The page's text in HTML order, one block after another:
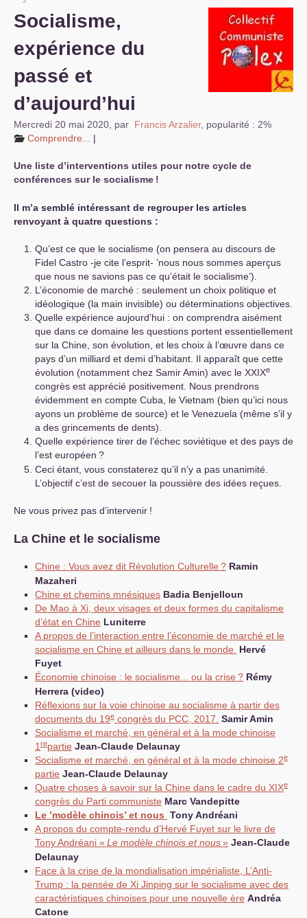
S’organiser
Comprendre...
Vie du site
Socialisme,
expérience du
passé et
d’aujourd’hui
Mercredi 20 mai 2020 par Francis Arzalier, popularité : 2%
Comprendre...
|
Une liste d’interventions utiles pour notre cycle de
conférences sur le socialisme !
Il m’a semblé intéressant de regrouper les articles
renvoyant à quatre questions :
Qu’est ce que le socialisme (on pensera au discours de
Fidel Castro -je cite l’esprit- ’nous nous sommes aperçus
que nous ne savions pas ce qu’était le socialisme’).
L’économie de marché : seulement un choix politique et
idéologique (la main invisible) ou déterminations objectives.
Quelle expérience aujourd’hui : on comprendra aisément
que dans ce domaine les questions portent essentiellement
sur la Chine, son évolution, et les choix à l’œuvre dans ce
pays d’un milliard et demi d’habitant. Il apparaît que cette
évolution (notamment chez Samir Amin) avec le XXIXe
congrès est apprécié positivement. Nous prendrons
évidemment en compte Cuba, le Vietnam (bien qu’ici nous
ayons un problème de source) et le Venezuela (même s’il y
a des grincements de dents).
Quelle expérience tirer de l’échec soviétique et des pays de
l’est européen ?
Ceci étant, vous constaterez qu’il n’y a pas unanimité.
L’objectif c’est de secouer la poussière des idées reçues.
Ne vous privez pas d’intervenir !
La Chine et le socialisme
Chine : Vous avez dit Révolution Culturelle ? Ramin
Mazaheri
Chine et chemins mnésiques Badia Benjelloun
De Mao à Xi, deux visages et deux formes du capitalisme
d’état en Chine Luniterre
A propos de l’interaction entre l’économie de marché et le
socialisme en Chine et ailleurs dans le monde.
Hervé
Fuyet
Économie chinoise : le socialisme... ou la crise ? Rémy
Herrera (video)
Réflexions sur la voie chinoise au socialisme à partir des
documents du 19e congrès du PCC , 2017. Samir Amin
Socialisme et marché, en général et à la mode chinoise
1 repartie Jean-Claude Delaunay
Socialisme et marché, en général et à la mode chinoise 2e
partie Jean-Claude Delaunay
Quatre choses à savoir sur la Chine dans le cadre du XIXe
congrès du Parti communiste Marc Vandepitte
Le ’modèle chinois’ et nous Tony Andréani
A propos du compte-rendu d’Hervé Fuyet sur le livre de
Tony Andréani « Le modèle chinois et nous» Jean-Claude
Delaunay
Face à la crise de la mondialisation impérialiste, L’Anti-
Trump : la pensée de Xi Jinping sur le socialisme avec des
caractéristiques chinoises pour une nouvelle ère Andréa
Catone